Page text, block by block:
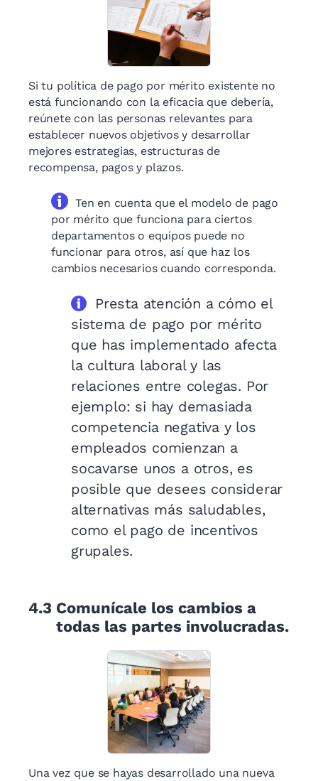
Si tu política de pago por mérito existente no
está funcionando con la eficacia que debería,
reúnete con las personas relevantes para
establecer nuevos objetivos y desarrollar
mejores estrategias, estructuras de
recompensa, pagos y plazos.
Ten en cuenta que el modelo de pago
por mérito que funciona para ciertos
departamentos o equipos puede no
funcionar para otros, así que haz los
cambios necesarios cuando corresponda.
Presta atención a cómo el
sistema de pago por mérito
que has implementado afecta
la cultura laboral y las
relaciones entre colegas. Por
ejemplo: si hay demasiada
competencia negativa y los
empleados comienzan a
socavarse unos a otros, es
posible que desees considerar
alternativas más saludables,
como el pago de incentivos
grupales.
4.3 Comunícale los cambios a
todas las partes involucradas.
Una vez que se hayas desarrollado una nueva